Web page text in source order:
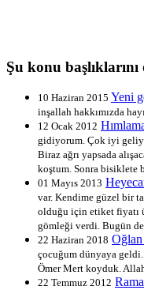
Şu konu
10 Haziran 2015 Yeni
inşallah hakkımızda
12 Ocak 2012
gidiyorum. Çok iyi
Biraz ağrı yapsada
koştum. Sonra bisiklete
01 Mayıs 2013
var. Kendime güzel bir
olduğu için etiket fiyatı
gömleği verdi. Bugün
22 Haziran 2018 Oğlan
çocuğum dünyaya
Ömer Mert koyduk.
22 Temmuz 2012